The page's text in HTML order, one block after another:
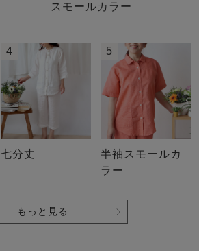
スモールカラー
4
七分丈
5
半袖スモールカ
ラー
もっと見る